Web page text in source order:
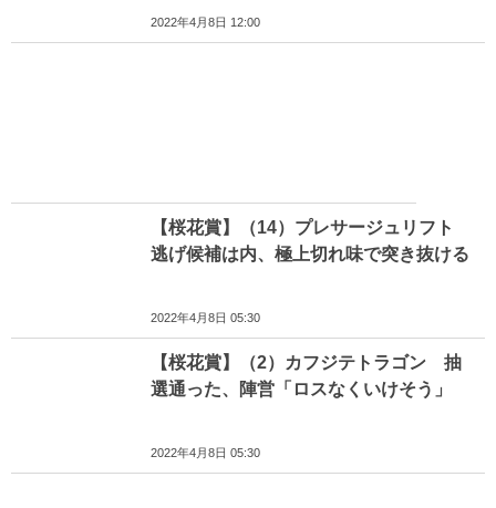
2022年4月8日 12:00
【桜花賞】（14）プレサージュリフト
逃げ候補は内、極上切れ味で突き抜ける
2022年4月8日 05:30
【桜花賞】（2）カフジテトラゴン 抽
選通った、陣営「ロスなくいけそう」
2022年4月8日 05:30